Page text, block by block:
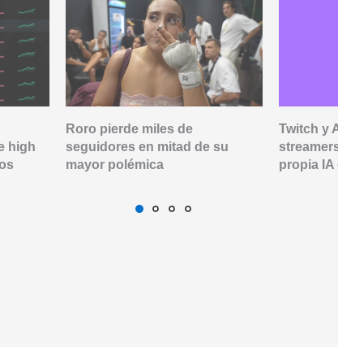
high
Roro pierde miles de
seguidores en mitad de su
mayor polémica
Twitch y
propia IA